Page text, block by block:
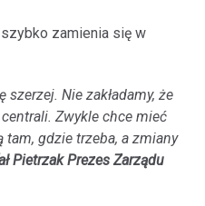
zamienia się w
szerzej. Nie zakładamy, że
Zwykle chce mieć
tam, gdzie trzeba, a zmiany
Pietrzak Prezes Zarządu